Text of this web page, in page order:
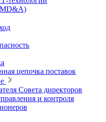
цепочка поставок
Совета директоров
и контроля